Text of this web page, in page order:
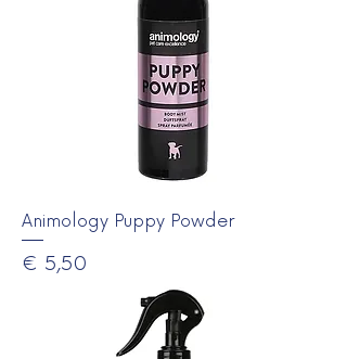
Animology Puppy Powder
Prijs
€ 5,50